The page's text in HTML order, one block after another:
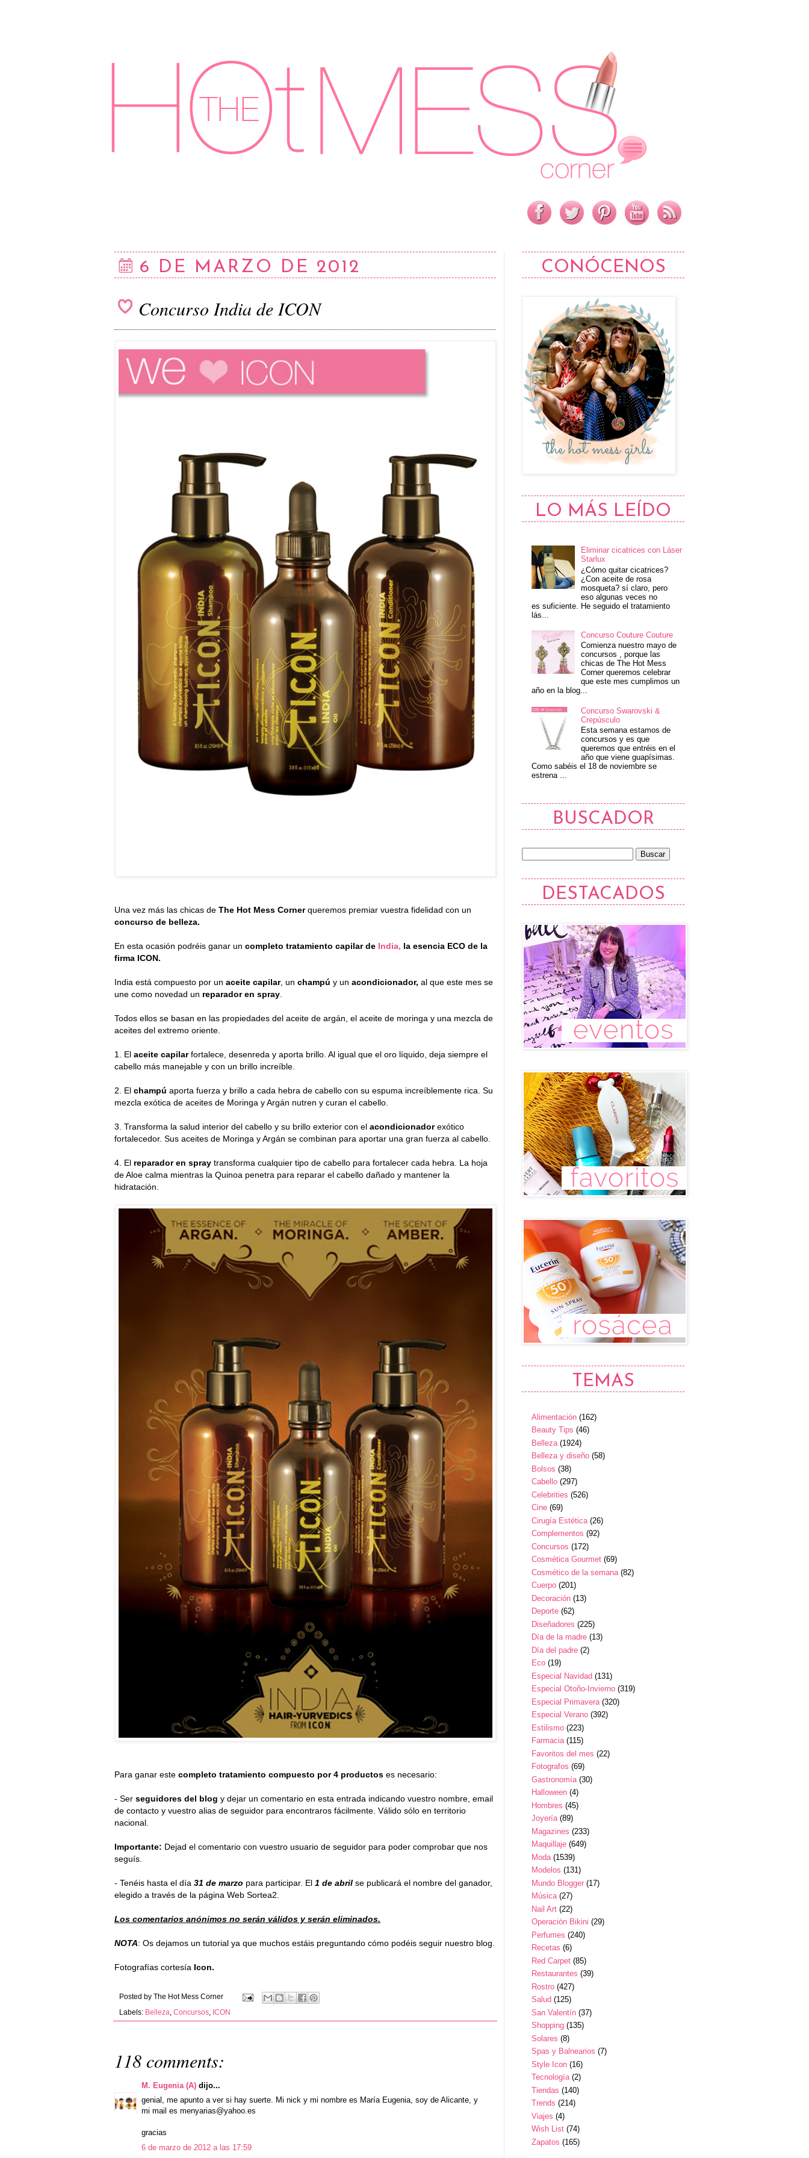
6 DE MARZO DE 2012
Concurso India de ICON
Una vez más las chicas de The Hot Mess Cornerqueremos premiar vuestra fidelidad con un
concurso de belleza.
En esta ocasión podréis ganar un completo tratamiento capilar de India, la esencia ECO de la
firma ICON.
India está compuesto por un aceite capilar, un champú y un acondicionador, al que este mes se
une como novedad un reparador en spray
Todos ellos se basan en las propiedades del aceite de argán, el aceite de moringa y una mezcla de
aceites del extremo oriente.
1. El aceite capilarfortalece, desenreda y aporta brillo. Al igual que el oro líquido, deja siempre el
cabello más manejable y con un brillo increíble.
2. El champú aporta fuerza y brillo a cada hebra de cabello con su espuma increíblemente rica. Su
mezcla exótica de aceites de Moringa y Argán nutren y curan el cabello.
3. Transforma la salud interior del cabello y su brillo exterior con el acondicionadorexótico
fortalecedor. Sus aceites de Moringa y Argán se combinan para aportar una gran fuerza al cabello.
4. El reparador en spray transforma cualquier tipo de cabello para fortalecer cada hebra. La hoja
de Aloe calma mientras la Quinoa penetra para reparar el cabello dañado y mantener la
hidratación.
Para ganar este completo tratamiento compuesto por 4 productos es necesario:
- Ser seguidores del blog y dejar un comentario en esta entrada indicando vuestro nombre, email
de contacto y vuestro alias de seguidor para encontraros fácilmente. Válido sólo en territorio
nacional.
Importante: Dejad el comentario con vuestro usuario de seguidor para poder comprobar que nos
seguís.
- Tenéis hasta el día 31 de marzo para participar. El 1 de abril se publicará el nombre del ganador,
elegido a través de la página Web Sortea2.
Los comentarios anónimos no serán válidos y serán eliminados.
NOTA: Os dejamos un tutorial ya que muchos estáis preguntando cómo podéis seguir nuestro blog.
Fotografías cortesía Icon.
Posted by The Hot Mess Corner
Labels: Belleza Concursos ICON
118 comments:
M. Eugenia (A) dijo...
genial, me apunto a ver si hay suerte. Mi nick y mi nombre es María Eugenia, soy de Alicante, y
mi mail es menyarias@yahoo.es
gracias
6 de marzo de 2012 a las 17:59
CONÓCENOS
LO MÁS LEÍDO
Eliminar cicatrices con Láser
Starlux
¿Cómo quitar cicatrices?
¿Con aceite de rosa
mosqueta? sí claro, pero
eso algunas veces no
es suficiente. He seguido el tratamiento
lás...
Concurso Couture Couture
Comienza nuestro mayo de
concursos , porque las
chicas de The Hot Mess
Corner queremos celebrar
que este mes cumplimos un
año en la blog...
Concurso Swarovski &
Crepúsculo
Esta semana estamos de
concursos y es que
queremos que entréis en el
año que viene guapísimas.
Como sabéis el 18 de noviembre se
estrena ...
BUSCADOR
DESTACADOS
TEMAS
Alimentación (162)
Beauty Tips (46)
Belleza (1924)
Belleza y diseño (58)
Bolsos (38)
Cabello (297)
Celebrities (526)
Cine (69)
Cirugía Estética (26)
Complementos (92)
Concursos (172)
Cosmética Gourmet (69)
Cosmético de la semana (82)
Cuerpo (201)
Decoración (13)
Deporte (62)
Diseñadores (225)
Día de la madre (13)
Día del padre (2)
Eco (19)
Especial Navidad (131)
Especial Otoño-Invierno (319)
Especial Primavera (320)
Especial Verano (392)
Estilismo (223)
Farmacia (115)
Favoritos del mes (22)
Fotografos (69)
Gastronomía (30)
Halloween (4)
Hombres (45)
Joyería (89)
Magazines (233)
Maquillaje (649)
Moda (1539)
Modelos (131)
Mundo Blogger (17)
Música (27)
Nail Art (22)
Operación Bikini (29)
Perfumes (240)
Recetas (6)
Red Carpet (85)
Restaurantes (39)
Rostro (427)
Salud (125)
San Valentín (37)
Shopping (135)
Solares (8)
Spas y Balnearios (7)
Style Icon (16)
Tecnología (2)
Tiendas (140)
Trends (214)
Viajes (4)
Wish List (74)
Zapatos (165)